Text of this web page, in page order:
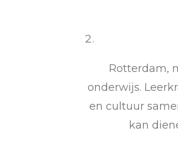
Rotterdam,
onderwijs.
en cultuur
kan